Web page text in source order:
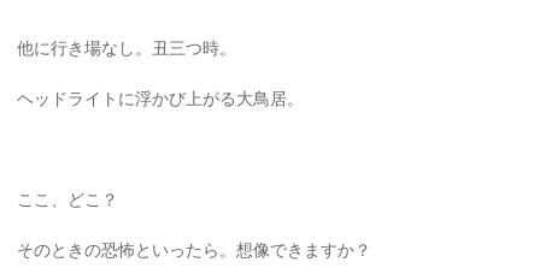
他に行き場なし。丑三つ時。
ヘッドライトに浮かび上がる大鳥居。
ここ、どこ？
そのときの恐怖といったら。想像できますか？